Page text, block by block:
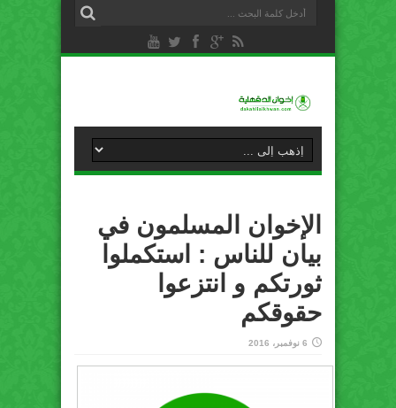
الإخوان المسلمون في
بيان للناس : استكملوا
ثورتكم و انتزعوا
حقوقكم
6 نوفمبر، 2016